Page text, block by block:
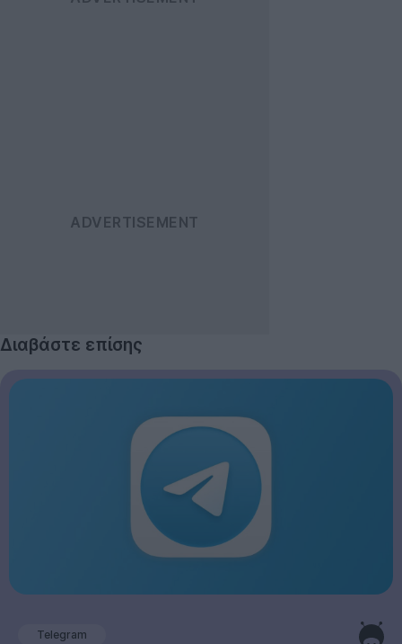
Διαβάστε επίσης
Telegram